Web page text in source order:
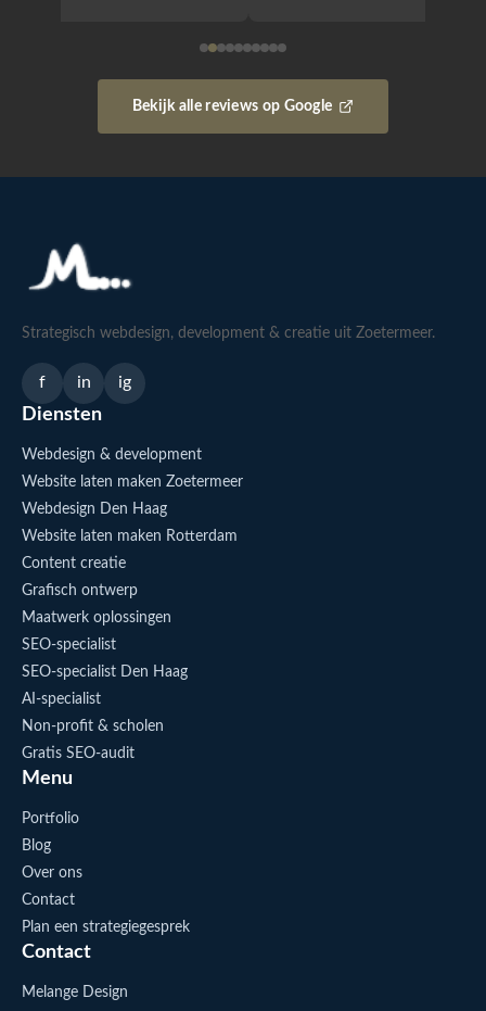
Bekijk alle reviews op Google
Strategisch webdesign, development & creatie uit Zoetermeer.
f in ig
Diensten
Webdesign & development
Website laten maken Zoetermeer
Webdesign Den Haag
Website laten maken Rotterdam
Content creatie
Grafisch ontwerp
Maatwerk oplossingen
SEO-specialist
SEO-specialist Den Haag
AI-specialist
Non-profit & scholen
Gratis SEO-audit
Menu
Portfolio
Blog
Over ons
Contact
Plan een strategiegesprek
Contact
Melange Design